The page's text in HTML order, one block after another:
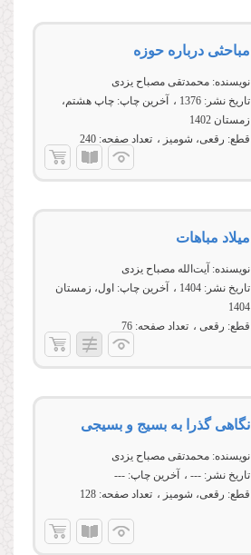
مباحثى درباره حوزه
نویسنده: محمدتقی مصباح یزدی
تاریخ نشر: 1376 آخرین چاپ: چاپ هشتم،
زمستان 1402
قطع: رقعی، شومیز تعداد صفحه: 240
میلاد مباهات
نویسنده: آیت‌الله مصباح یزدی
تاریخ نشر: 1404 آخرین چاپ: اول، زمستان
1404
قطع: رقعی تعداد صفحه: 76
نگاهی گذرا به بسیج و بسیجی
نویسنده: محمدتقی مصباح یزدی
تاریخ نشر: --- آخرین چاپ: ---
قطع: رقعی، شومیز تعداد صفحه: 128